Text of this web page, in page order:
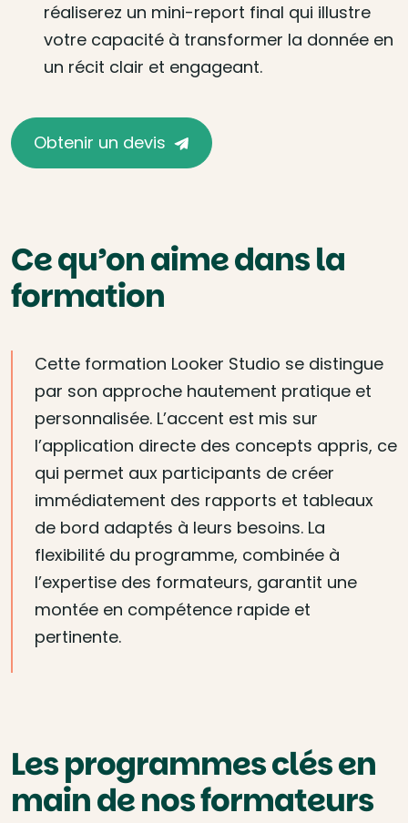
réaliserez un mini-report final qui illustre
votre capacité à transformer la donnée en
un récit clair et engageant.
Obtenir un devis
Ce qu’on aime dans la
formation
Cette formation Looker Studio se distingue
par son approche hautement pratique et
personnalisée. L’accent est mis sur
l’application directe des concepts appris, ce
qui permet aux participants de créer
immédiatement des rapports et tableaux
de bord adaptés à leurs besoins. La
flexibilité du programme, combinée à
l’expertise des formateurs, garantit une
montée en compétence rapide et
pertinente.
Les programmes clés en
main de nos formateurs